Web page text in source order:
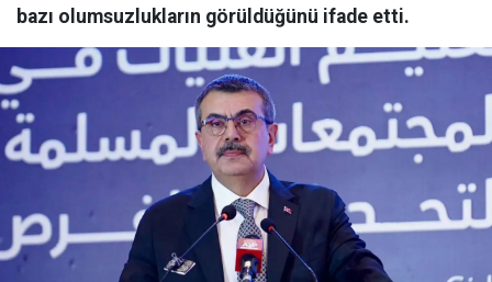
bazı olumsuzlukların görüldüğünü ifade etti.